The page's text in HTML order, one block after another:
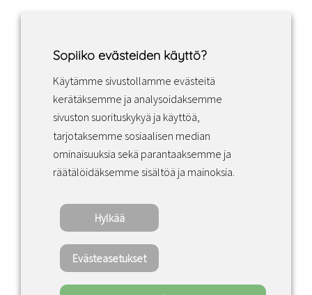
Facebook Instagram LinkedIn
Sopimusehdot
Copyright ©2022 · Valaisin Grönlund – All
Rights Reserved
Sopiiko evästeiden käyttö?
Käytämme sivustollamme evästeitä
kerätäksemme ja analysoidaksemme
sivuston suorituskykyä ja käyttöä,
tarjotaksemme sosiaalisen median
ominaisuuksia sekä parantaaksemme ja
räätälöidäksemme sisältöä ja mainoksia.
Hylkää
Evästeasetukset